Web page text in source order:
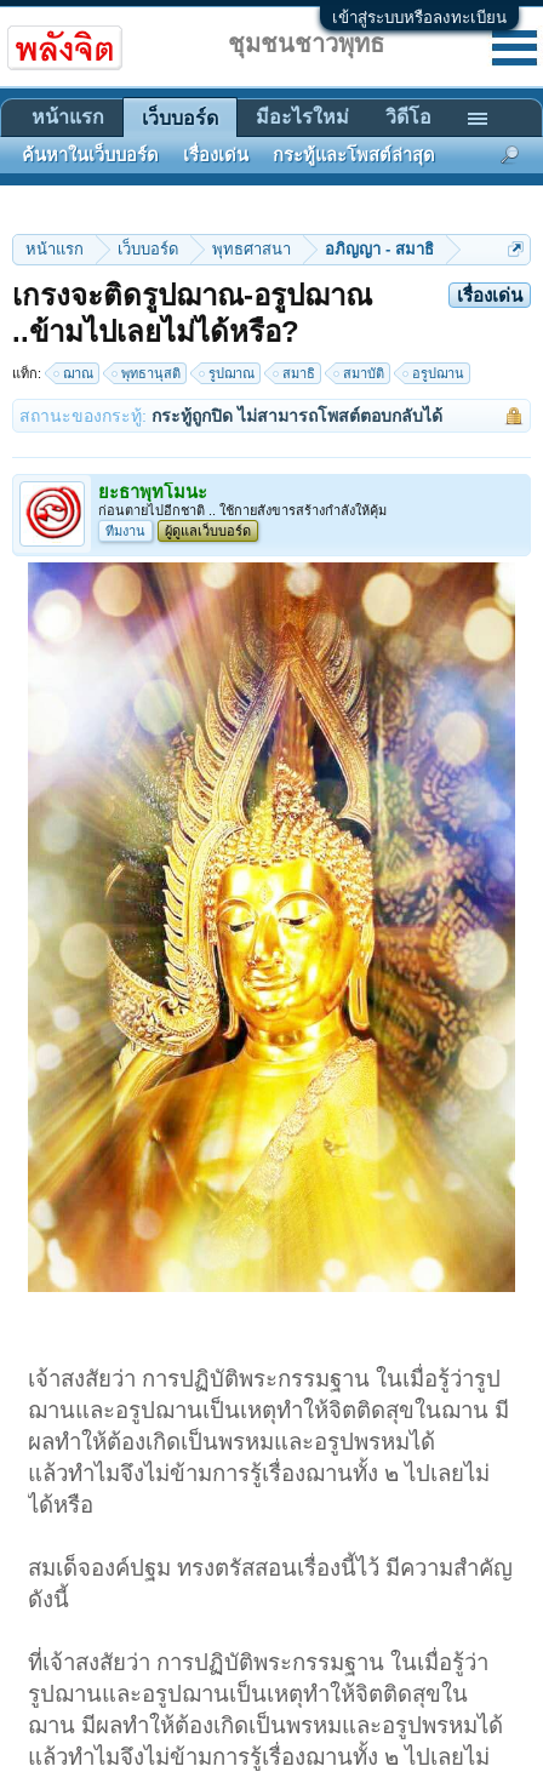
เข้าสู่ระบบหรือลงทะเบียน
หน้าแรก เว็บบอร์ด พุทธศาสนา อภิญญา - สมาธิ
เรื่องเด่น
เกรงจะติดรูปฌาณ-อรูปฌาณ
..ข้ามไปเลยไม่ได้หรือ?
แท็ก: ฌาณ พุทธานุสติ รูปฌาณ สมาธิ สมาบัติ อรูปฌาน
สถานะของกระทู้: กระทู้ถูกปิด ไม่สามารถโพสต์ตอบกลับได้
ยะธาพุทโมนะ
ก่อนตายไปอีกชาติ .. ใช้กายสังขารสร้างกำลังให้คุ้ม
ทีมงาน
ผู้ดูแลเว็บบอร์ด
เจ้าสงสัยว่า การปฏิบัติพระกรรมฐาน ในเมื่อรู้ว่ารูป
ฌานและอรูปฌานเป็นเหตุทำให้จิตติดสุขในฌาน มี
ผลทำให้ต้องเกิดเป็นพรหมและอรูปพรหมได้
แล้วทำไมจึงไม่ข้ามการรู้เรื่องฌานทั้ง ๒ ไปเลยไม่
ได้หรือ
สมเด็จองค์ปฐม ทรงตรัสสอนเรื่องนี้ไว้ มีความสำคัญ
ดังนี้
ที่เจ้าสงสัยว่า การปฏิบัติพระกรรมฐาน ในเมื่อรู้ว่า
รูปฌานและอรูปฌานเป็นเหตุทำให้จิตติดสุขใน
ฌาน มีผลทำให้ต้องเกิดเป็นพรหมและอรูปพรหมได้
แล้วทำไมจึงไม่ข้ามการรู้เรื่องฌานทั้ง ๒ ไปเลยไม่
ชุมชนชาวพุทธ
หน้าแรก เว็บบอร์ด
ค้นหาในเว็บบอร์ด เรื่องเด่น กระทู้และโพสต์ล่าสุด
มีอะไรใหม่ วิดีโอ